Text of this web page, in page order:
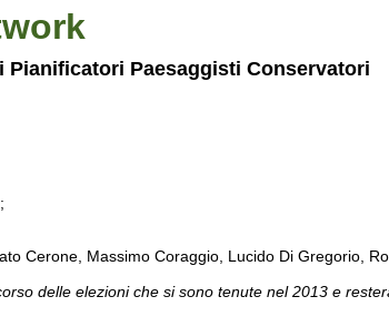
Paesaggisti Conservatori
Cerone, Massimo Coraggio, Lucido Di Gregorio,
delle elezioni che si sono tenute nel 2013 e